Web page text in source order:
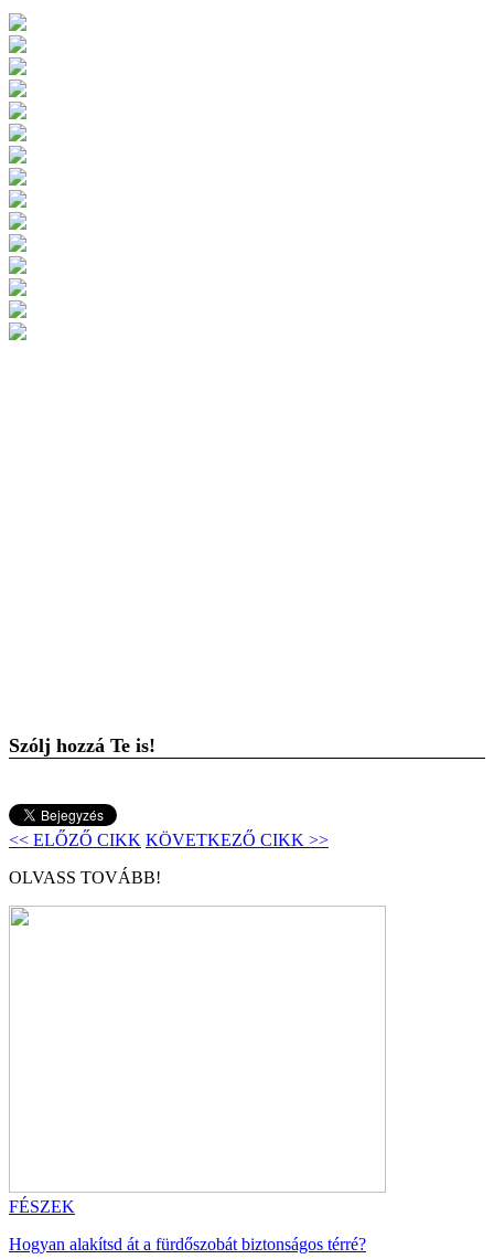
Szólj hozzá Te is!
<< ELŐZŐ CIKK KÖVETKEZŐ CIKK >>
OLVASS TOVÁBB!
FÉSZEK
Hogyan alakítsd át a fürdőszobát biztonságos térré?